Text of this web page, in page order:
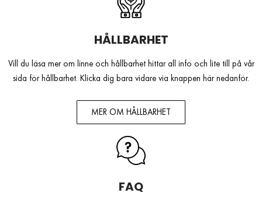
HÅLLBARHET
Vill du läsa mer om linne och hållbarhet hittar all info och lite till på vår
sida för hållbarhet. Klicka dig bara vidare via knappen här nedanför.
MER OM HÅLLBARHET
FAQ